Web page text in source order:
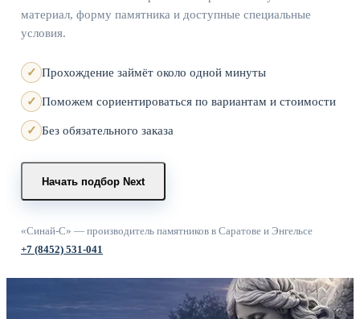
материал, форму памятника и доступные специальные
условия.
Прохождение займёт около одной минуты
Поможем сориентироваться по вариантам и стоимости
Без обязательного заказа
Начать подбор Next
«Синай-С» — производитель памятников в Саратове и Энгельсе
+7 (8452) 531-041